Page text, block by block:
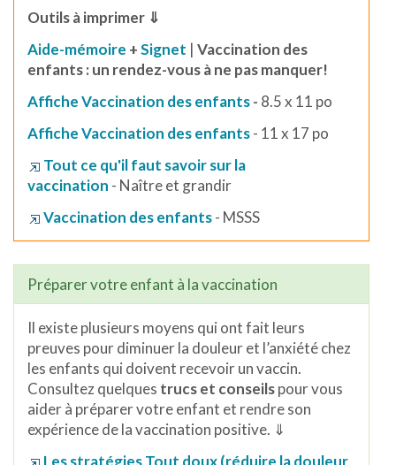
Outils à imprimer ⇓
Aide-mémoire +Signet | Vaccination des
enfants : un rendez-vous à ne pas manquer!
Affiche Vaccination des enfants- 8.5 x 11 po
Affiche Vaccination des enfants- 11 x 17 po
Tout ce qu'il faut savoir sur la
vaccination - Naître et grandir
Vaccination des enfants- MSSS
Préparer votre enfant à la vaccination
Il existe plusieurs moyens qui ont fait leurs
preuves pour diminuer la douleur et l’anxiété chez
les enfants qui doivent recevoir un vaccin.
Consultez quelques trucs et conseilspour vous
aider à préparer votre enfant et rendre son
expérience de la vaccination positive. ⇓
Les stratégies Tout doux (réduire la douleur